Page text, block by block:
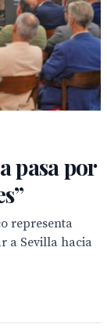
pasa por
representa
a Sevilla hacia